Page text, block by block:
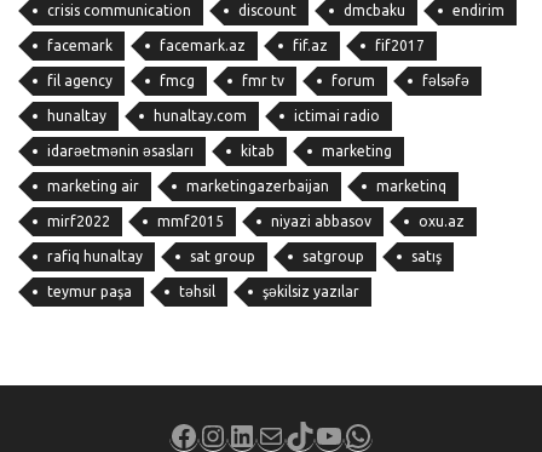
crisis communication discount dmcbaku endirim
facemark facemark.az fif.az fif2017
fil agency fmcg fmr tv forum fəlsəfə
hunaltay hunaltay.com ictimai radio
idarəetmənin əsasları kitab marketing
marketing air marketingazerbaijan marketinq
mirf2022 mmf2015 niyazi abbasov oxu.az
rafiq hunaltay sat group satgroup satış
teymur paşa təhsil şəkilsiz yazılar
Facebook
Instagram
LinkedIn
MailTikTok
YouTube
WhatsApp